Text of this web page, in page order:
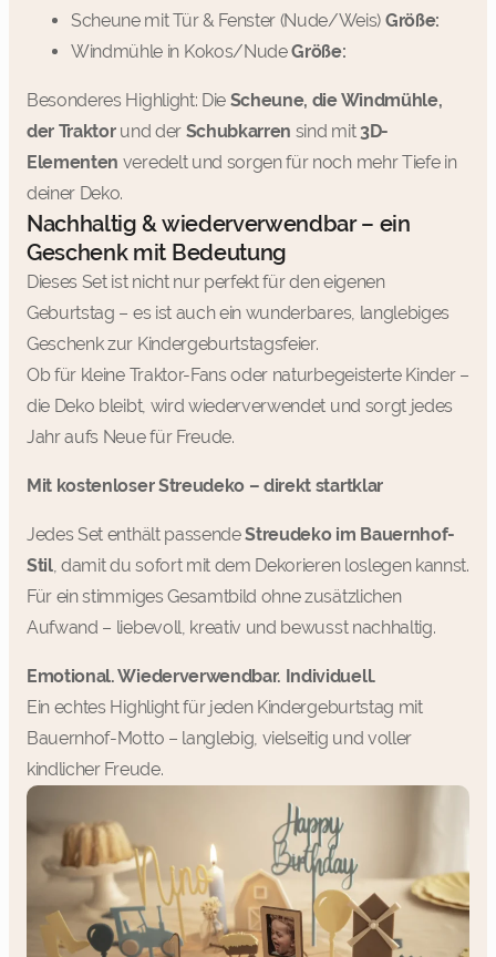
Scheune mit Tür & Fenster (Nude/Weis) Größe:
Windmühle in Kokos/NudeGröße:
Besonderes Highlight: Die Scheune, die Windmühle,
der Traktor und der Schubkarren sind mit3D-
Elementen veredelt und sorgen für noch mehr Tiefe in
deiner Deko.
Nachhaltig & wiederverwendbar – ein
Geschenk mit Bedeutung
Dieses Set ist nicht nur perfekt für den eigenen
Geburtstag – es ist auch ein wunderbares, langlebiges
Geschenk zur Kindergeburtstagsfeier.
Ob für kleine Traktor-Fans oder naturbegeisterte Kinder –
die Deko bleibt, wird wiederverwendet und sorgt jedes
Jahr aufs Neue für Freude.
Mit kostenloser Streudeko – direkt startklar
Jedes Set enthält passendeStreudeko im Bauernhof-
Stil, damit du sofort mit dem Dekorieren loslegen kannst.
Für ein stimmiges Gesamtbild ohne zusätzlichen
Aufwand – liebevoll, kreativ und bewusst nachhaltig.
Emotional. Wiederverwendbar. Individuell.
Ein echtes Highlight für jeden Kindergeburtstag mit
Bauernhof-Motto – langlebig, vielseitig und voller
kindlicher Freude.